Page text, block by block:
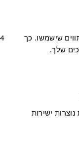
שישמשו. כך
שלך.
ישירות